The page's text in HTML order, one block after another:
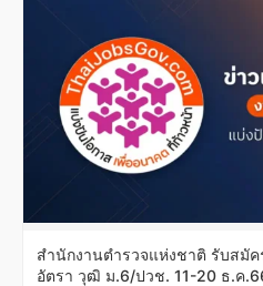
สำนักงานตำรวจแห่งชาติ รับสมั
อัตรา วุฒิ ม.6/ปวช. 11-20 ธ.ค